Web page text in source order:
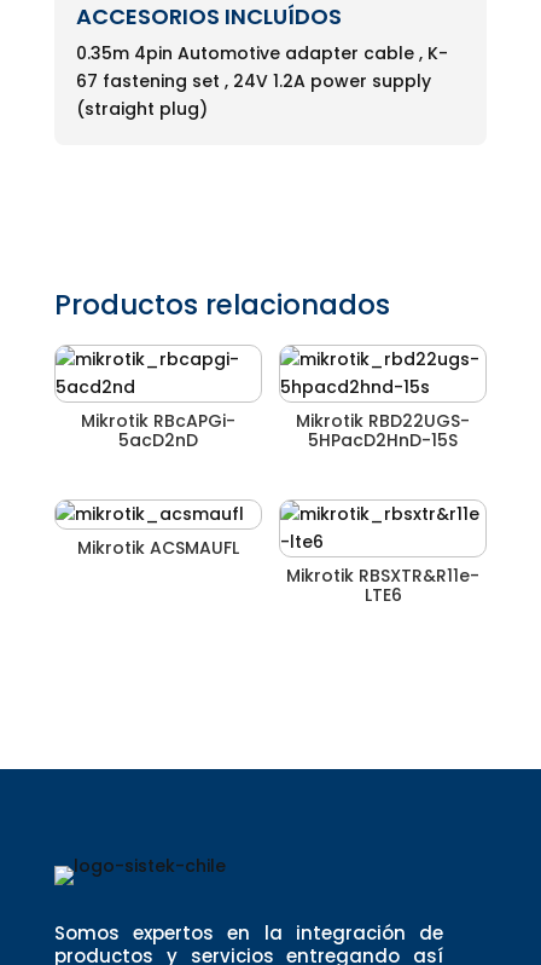
ACCESORIOS INCLUÍDOS
0.35m 4pin Automotive adapter cable , K-
67 fastening set , 24V 1.2A power supply
(straight plug)
Productos relacionados
Mikrotik RBcAPGi-
5acD2nD
Mikrotik RBD22UGS-
5HPacD2HnD-15S
Mikrotik ACSMAUFL
Mikrotik RBSXTR&R11e-
LTE6
Somos expertos en la integración de
productos y servicios entregando así